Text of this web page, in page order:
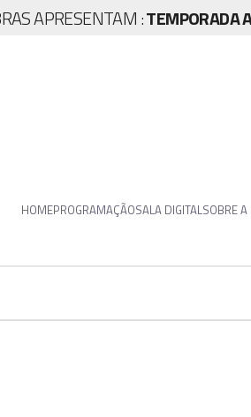
APRESENTAM :TEMPORADA
HOMEPROGRAMAÇÃOSALA DIGITALSOBRE